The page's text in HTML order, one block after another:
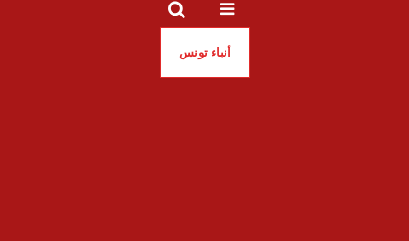
أنباء تونس